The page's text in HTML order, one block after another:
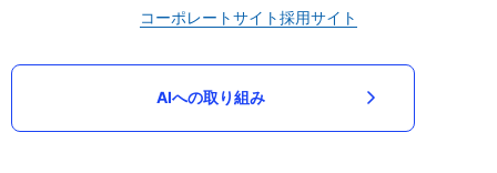
コーポレートサイト採用サイト
AIへの取り組み